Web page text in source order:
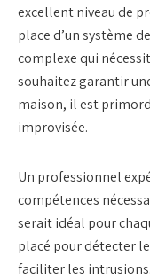
excellent niveau de
place d’un système
complexe qui
souhaitez garantir
maison, il est
improvisée.
Un professionnel
compétences
serait idéal pour
placé pour détecter
faciliter les